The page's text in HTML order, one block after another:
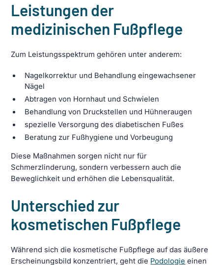
Leistungen der
medizinischen Fußpflege
Zum Leistungsspektrum gehören unter anderem:
Nagelkorrektur und Behandlung eingewachsener
Nägel
Abtragen von Hornhaut und Schwielen
Behandlung von Druckstellen und Hühneraugen
spezielle Versorgung des diabetischen Fußes
Beratung zur Fußhygiene und Vorbeugung
Diese Maßnahmen sorgen nicht nur für
Schmerzlinderung, sondern verbessern auch die
Beweglichkeit und erhöhen die Lebensqualität.
Unterschied zur
kosmetischen Fußpflege
Während sich die kosmetische Fußpflege auf das äußere
Erscheinungsbild konzentriert, geht die Podologie einen